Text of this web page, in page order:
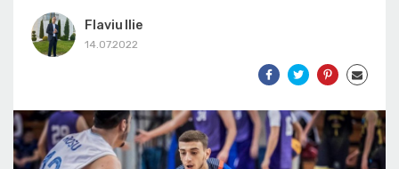
Flaviu Ilie
14.07.2022